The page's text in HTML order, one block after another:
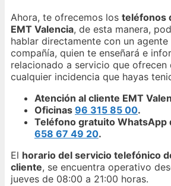
Ahora, te ofrecemos los teléfonos
EMT Valencia, de esta manera,
hablar directamente con un
compañía, quien te enseñará e
relacionado a servicio que ofrecen
cualquier incidencia que hayas
Atención al cliente EMT
Oficinas 96 315 85 00.
Teléfono gratuito WhatsApp
658 67 49 20.
El horario del servicio telefónico
cliente, se encuentra operativo
jueves de 08:00 a 21:00 horas.